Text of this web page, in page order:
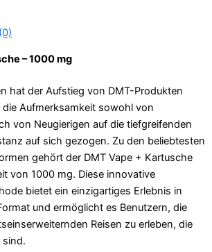
– 1000 mg
hat der Aufstieg von DMT-Produkten
Aufmerksamkeit sowohl von
von Neugierigen auf die tiefgreifenden
auf sich gezogen. Zu den beliebtesten
gehört der DMT Vape + Kartusche
von 1000 mg. Diese innovative
bietet ein einzigartiges Erlebnis in
und ermöglicht es Benutzern, die
Reisen zu erleben, die
sind.